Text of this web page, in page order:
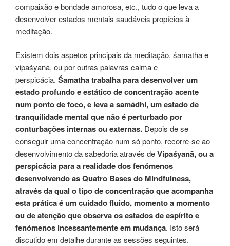
compaixão e bondade amorosa, etc., tudo o que leva a
desenvolver estados mentais saudáveis propícios à
meditação.
Existem dois aspetos principais da meditação, śamatha e
vipaśyanā, ou por outras palavras calma e
perspicácia. Śamatha trabalha para desenvolver um
estado profundo e estático de concentração acente
num ponto de foco, e leva a samādhi, um estado de
tranquilidade mental que não é perturbado por
conturbações internas ou externas. Depois de se
conseguir uma concentração num só ponto, recorre-se ao
desenvolvimento da sabedoria através deVipaśyanā, ou a
perspicácia para a realidade dos fenómenos
desenvolvendo as Quatro Bases do Mindfulness,
através da qual o tipo de concentração que acompanha
esta prática é um cuidado fluido, momento a momento
ou de atenção que observa os estados de espírito e
fenómenos incessantemente em mudança. Isto será
discutido em detalhe durante as sessões seguintes.